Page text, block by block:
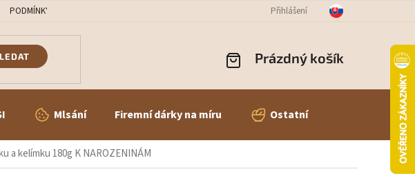
PODMÍNKY OCHRANY OSOBNÍCH ÚDAJŮ ODSTOUPENÍ OD SMLOUVY REKLAMACE ZBOŽÍ
Přihlášení
NÁKUPNÍ
Prázdný košík
Mlsání Firemní dárky na míru Ostatní
a kelímku 180g K NAROZENINÁM